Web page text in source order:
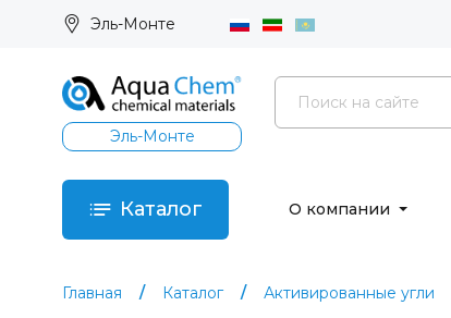
Эль-Монте
Эль-Монте
Каталог О компании
Главная Каталог Активированные угли